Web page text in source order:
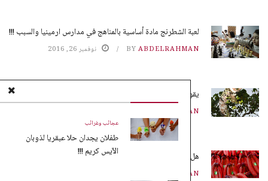
عجائب وغرائب
طفلان يجدان حلا عبقريا لذوبان
الآيس كريم !!!
لعبة الشطرنج مادة أساسية بالمناهج في مدارس ارمينيا والسبب !!!
BY ABDELRAHMAN نوفمبر 26, 2016
يقوم النمل بزراعة محاصيله بدون تربة !!!
ABDELRAHMAN
هل تعلم ماهو الموز الأحمر !!!
ABDELRAHMAN